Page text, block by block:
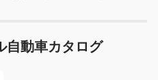
自動車カタログ